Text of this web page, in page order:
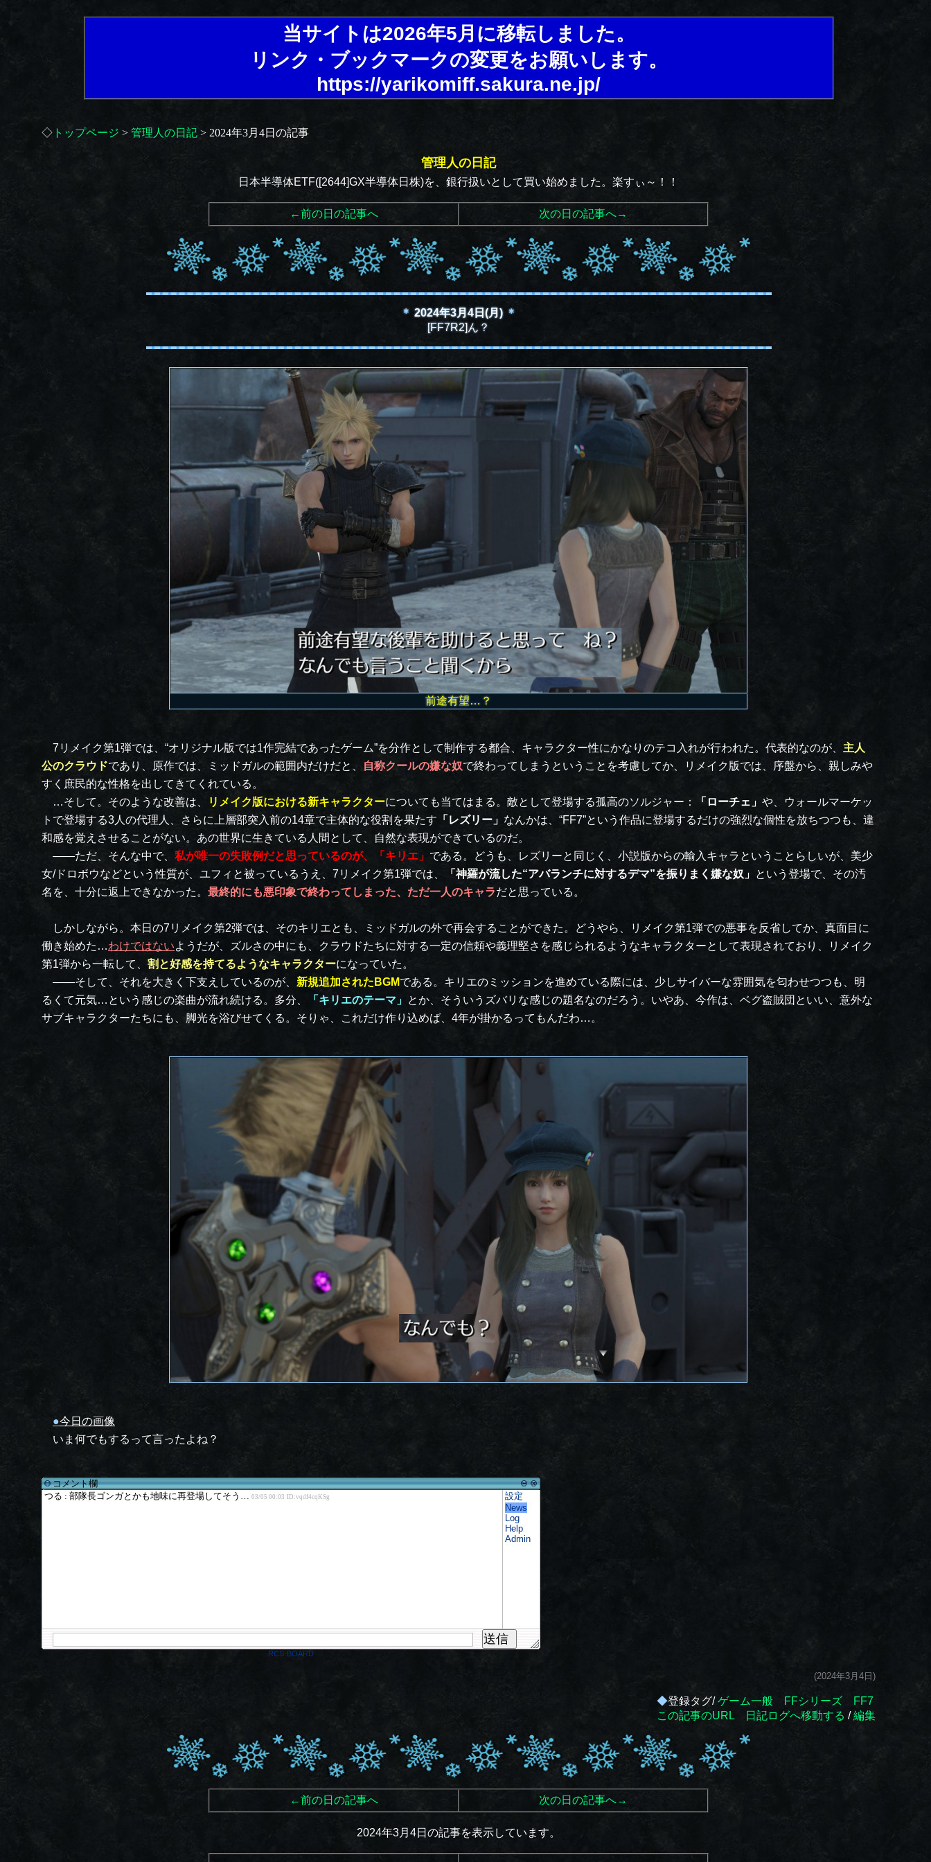
当サイトは2026年5月に移転しました。
リンク・ブックマークの変更をお願いします。
https://yarikomiff.sakura.ne.jp/
◇ トップページ > 管理人の日記 > 2024年3月4日の記事
管理人の日記
日本半導体ETF([2644]GX半導体日株)を、銀行扱いとして買い始めました。楽すぃ～！！
←前の日の記事へ 次の日の記事へ→
＊ 2024年3月4日(月) ＊
[FF7R2]ん？
前途有望…？
7リメイク第1弾では、“オリジナル版では1作完結であったゲーム”を分作として制作する都合、キャラクター性にかなりのテコ入れが行われた。代表的なのが、 主人
公のクラウドであり、原作では、ミッドガルの範囲内だけだと、 自称クールの嫌な奴で終わってしまうということを考慮してか、リメイク版では、序盤から、親しみや
すく庶民的な性格を出してきてくれている。
…そして。そのような改善は、
リメイク版における新キャラクターについても当てはまる。敵として登場する孤高のソルジャー： 「ローチェ」 や、ウォールマーケッ
トで登場する3人の代理人、さらに上層部突入前の14章で主体的な役割を果たす 「レズリー」 なんかは、“FF7”という作品に登場するだけの強烈な個性を放ちつつも、違
和感を覚えさせることがない。あの世界に生きている人間として、自然な表現ができているのだ。
――ただ、そんな中で、 私が唯一の失敗例だと思っているのが、「キリエ」 である。どうも、レズリーと同じく、小説版からの輸入キャラということらしいが、美少
女/ドロボウなどという性質が、ユフィと被っているうえ、7リメイク第1弾では、
「神羅が流した“アバランチに対するデマ”を振りまく嫌な奴」 という登場で、その汚
名を、十分に返上できなかった。 最終的にも悪印象で終わってしまった、ただ一人のキャラだと思っている。
しかしながら。本日の7リメイク第2弾では、そのキリエとも、ミッドガルの外で再会することができた。どうやら、リメイク第1弾での悪事を反省してか、真面目に
働き始めた…わけではないようだが、ズルさの中にも、クラウドたちに対する一定の信頼や義理堅さを感じられるようなキャラクターとして表現されており、リメイク
第1弾から一転して、 割と好感を持てるようなキャラクターになっていた。
――そして、それを大きく下支えしているのが、 新規追加されたBGMである。キリエのミッションを進めている際には、少しサイバーな雰囲気を匂わせつつも、明
るくて元気…という感じの楽曲が流れ続ける。多分、
「キリエのテーマ」 とか、そういうズバリな感じの題名なのだろう。いやあ、今作は、ベグ盗賊団といい、意外な
サブキャラクターたちにも、脚光を浴びせてくる。そりゃ、これだけ作り込めば、4年が掛かるってもんだわ…。
●今日の画像
いま何でもするって言ったよね？
コメント欄
設定
News
Log
Help
Admin
送信
RCS-BOARD
(2024年3月4日)
◆登録タグ/ゲーム一般 FFシリーズ
FF7
この記事のURL
日記ログへ移動する /編集
←前の日の記事へ 次の日の記事へ→
2024年3月4日の記事を表示しています。